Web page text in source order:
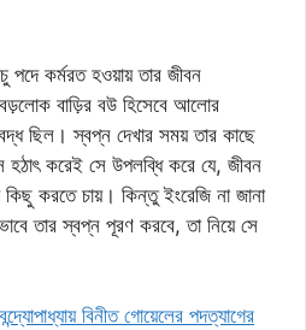
পদে কর্মরত হওয়ায় তার জীবন
বাড়ির বউ হিসেবে আলোর
ছিল। স্বপ্ন দেখার সময় তার কাছে
করেই সে উপলব্ধি করে যে, জীবন
করতে চায়। কিন্তু ইংরেজি না জানা
তার স্বপ্ন পূরণ করবে, তা নিয়ে সে
বিনীত গোয়েলের পদত্যাগের